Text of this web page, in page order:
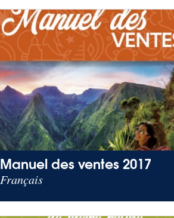
Manuel des ventes 2017
Français